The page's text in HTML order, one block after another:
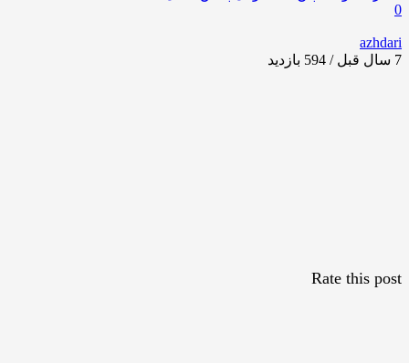
0
azhdari
7 سال قبل / 594
بازدید
Rate this post